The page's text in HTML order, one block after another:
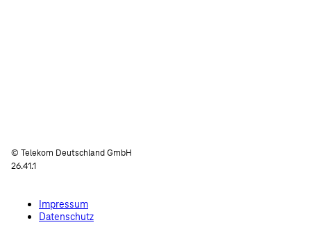
© Telekom Deutschland GmbH
26.41.1
Impressum
Datenschutz